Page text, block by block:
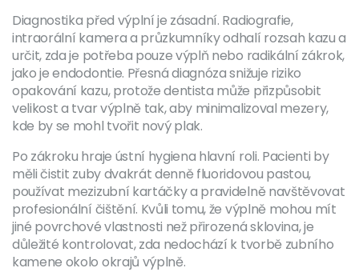
Diagnostika před výplní je zásadní. Radiografie,
intraorální kamera a průzkumníky odhalí rozsah kazu a
určit, zda je potřeba pouze výplň nebo radikální zákrok,
jako je endodontie. Přesná diagnóza snižuje riziko
opakování kazu, protože dentista může přizpůsobit
velikost a tvar výplně tak, aby minimalizoval mezery,
kde by se mohl tvořit nový plak.
Po zákroku hraje ústní hygiena hlavní roli. Pacienti by
měli čistit zuby dvakrát denně fluoridovou pastou,
používat mezizubní kartáčky a pravidelně navštěvovat
profesionální čištění. Kvůli tomu, že výplně mohou mít
jiné povrchové vlastnosti než přirozená sklovina, je
důležité kontrolovat, zda nedochází k tvorbě zubního
kamene okolo okrajů výplně.